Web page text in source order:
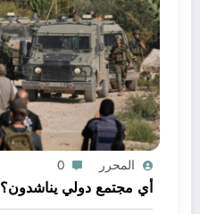
المحرر 0
أي مجتمع دولي يناشدون؟